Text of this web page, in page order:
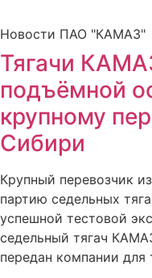
Новости ПАО "КАМАЗ"
Тягачи
подъёмной
крупному
Сибири
Крупный перевозчик
партию седельных
успешной тестовой
седельный тягач
передан компании для